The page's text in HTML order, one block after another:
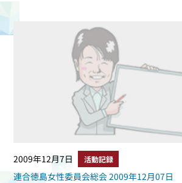
2009年12月7日 活動記録
連合徳島女性委員会総会 2009年12月07日